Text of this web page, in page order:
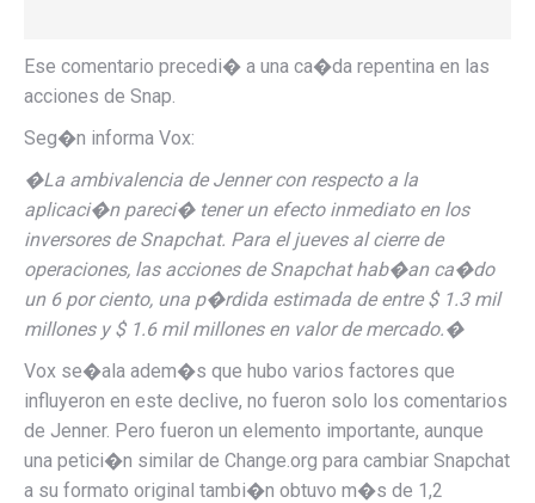
Ese comentario precedi� a una ca�da repentina en las
acciones de Snap.
Seg�n informa Vox:
�La ambivalencia de Jenner con respecto a la
aplicaci�n pareci� tener un efecto inmediato en los
inversores de Snapchat. Para el jueves al cierre de
operaciones, las acciones de Snapchat hab�an ca�do
un 6 por ciento, una p�rdida estimada de entre $ 1.3 mil
millonesy $ 1.6 mil millonesen valor de mercado.�
Vox se�ala adem�s que hubo varios factores que
influyeron en este declive, no fueron solo los comentarios
de Jenner. Pero fueron un elemento importante, aunque
una petici�n similar de Change.org para cambiar Snapchat
a su formato original tambi�n obtuvo m�s de 1,2